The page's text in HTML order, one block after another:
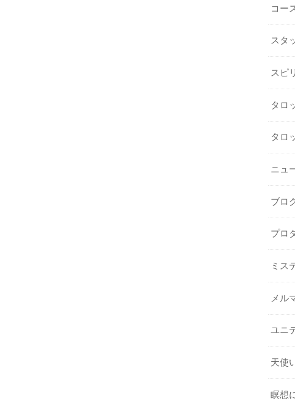
コー
スタ
スピ
タロ
タロ
ニュ
ブロ
プロ
ミス
メル
ユニ
天使
瞑想